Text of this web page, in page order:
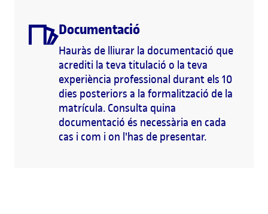
Documentació
Hauràs de lliurar la documentació que
acrediti la teva titulació o la teva
experiència professional durant els 10
dies posteriors a la formalització de la
matrícula. Consulta quina
documentació és necessària en cada
cas i com i on l'has de presentar.